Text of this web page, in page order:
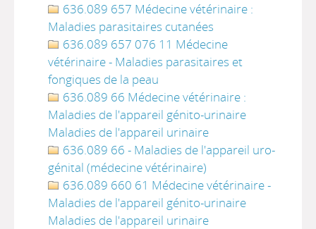
636.089 657 Médecine vétérinaire :
Maladies parasitaires cutanées
636.089 657 076 11 Médecine
vétérinaire - Maladies parasitaires et
fongiques de la peau
636.089 66 Médecine vétérinaire :
Maladies de l'appareil génito-urinaire
Maladies de l'appareil urinaire
636.089 66 - Maladies de l'appareil uro-
génital (médecine vétérinaire)
636.089 660 61 Médecine vétérinaire -
Maladies de l'appareil génito-urinaire
Maladies de l'appareil urinaire